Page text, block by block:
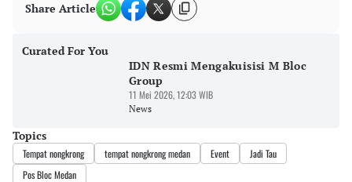
Share Article
Curated For You
IDN Resmi Mengakuisisi M Bloc
Group
11 Mei 2026, 12:03 WIB
News
Topics
Tempat nongkrong tempat nongkrong medan Event
Jadi Tau
Pos Bloc Medan